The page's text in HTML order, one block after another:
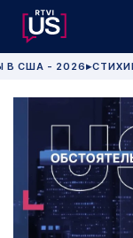
В США - 2026 ▶